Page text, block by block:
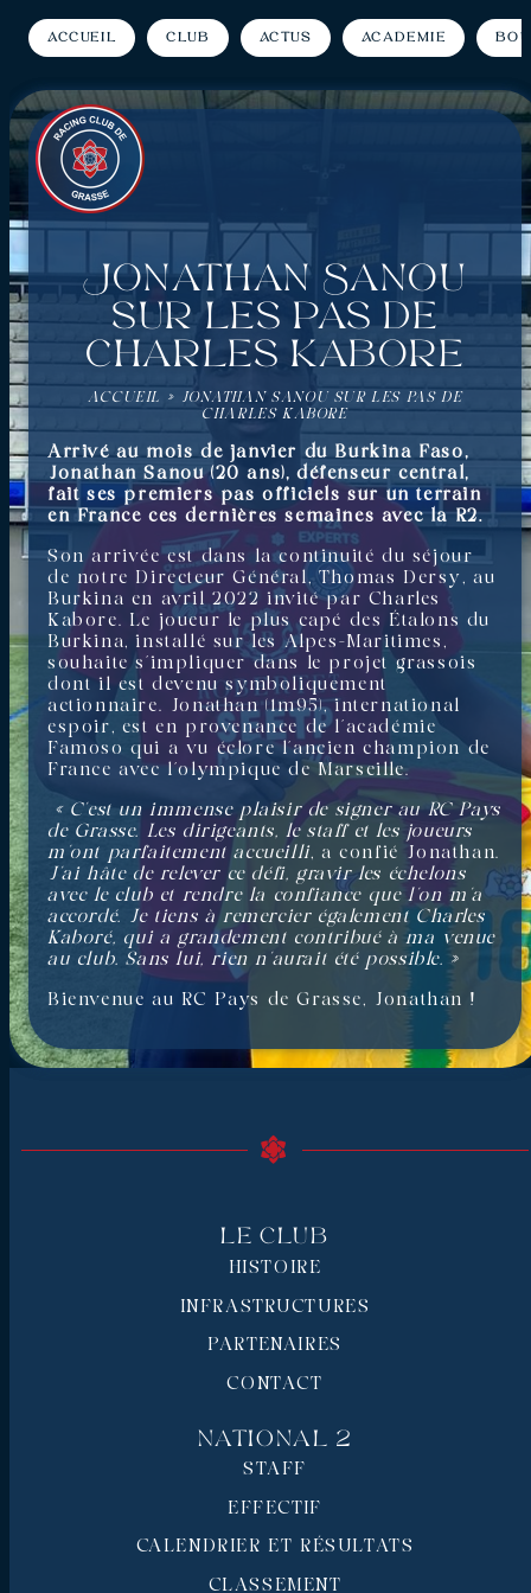
Accueil Club Actus Académie
Jonathan Sanou
sur les pas de
Charles Kabore
ACCUEIL » JONATHAN SANOU SUR LES PAS DE
CHARLES KABORE
Arrivé au mois de janvier du Burkina Faso,
Jonathan Sanou (20 ans), défenseur central,
fait ses premiers pas officiels sur un terrain
en France ces dernières semaines avec la R2.
Son arrivée est dans la continuité du séjour
de notre Directeur Général, Thomas Dersy, au
Burkina en avril 2022 invité par Charles
Kabore. Le joueur le plus capé des Étalons du
Burkina, installé sur les Alpes-Maritimes,
souhaite s’impliquer dans le projet grassois
dont il est devenu symboliquement
actionnaire. Jonathan (1m95), international
espoir, est en provenance de l’académie
Famoso qui a vu éclore l’ancien champion de
France avec l’olympique de Marseille.
« C’est un immense plaisir de signer au RC Pays
de Grasse. Les dirigeants, le staff et les joueurs
m’ont parfaitement accueilli, a confié Jonathan.
J’ai hâte de relever ce défi, gravir les échelons
avec le club et rendre la confiance que l’on m’a
accordé. Je tiens à remercier également Charles
Kaboré, qui a grandement contribué à ma venue
au club. Sans lui, rien n’aurait été possible.»
Bienvenue au RC Pays de Grasse, Jonathan !
Le Club
HISTOIRE
INFRASTRUCTURES
PARTENAIRES
CONTACT
National 2
STAFF
EFFECTIF
CALENDRIER ET RÉSULTATS
CLASSEMENT